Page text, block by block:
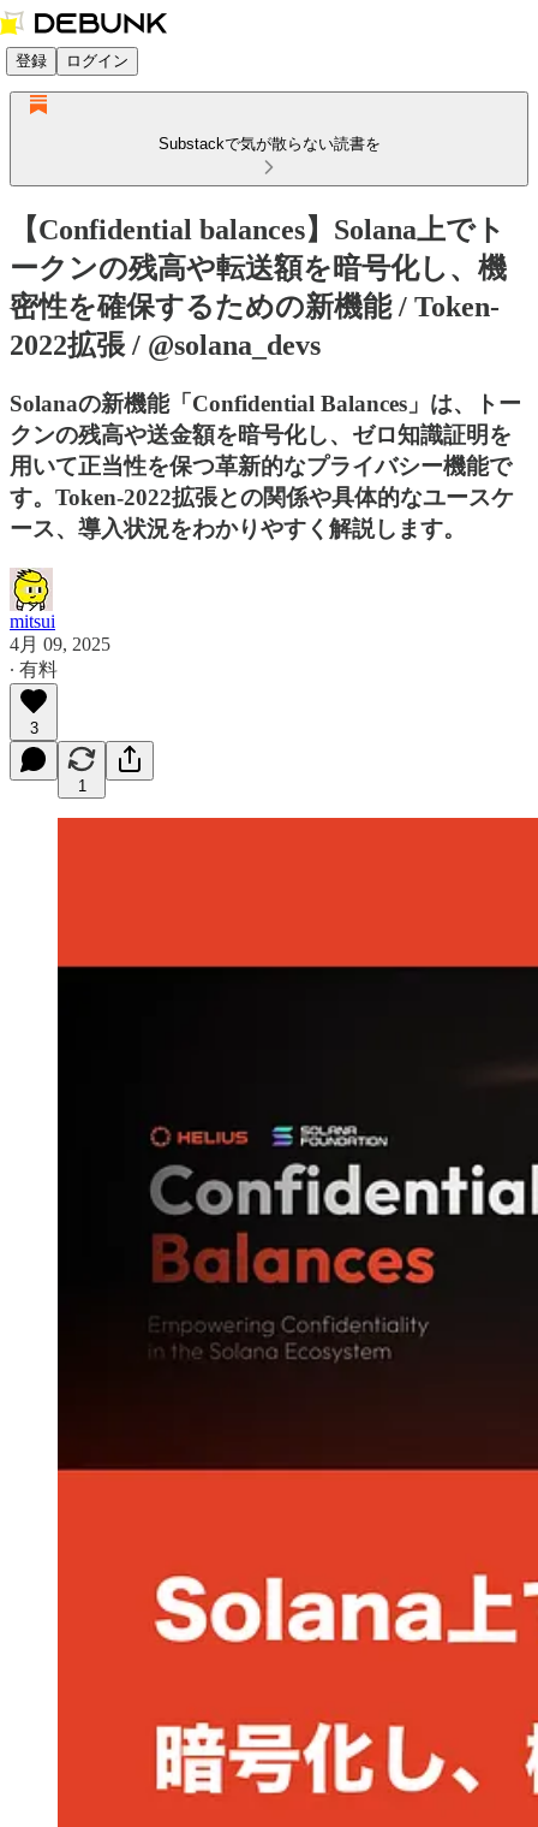
登録 ログイン
Substackで気が散らない読書を
【Confidential balances】Solana上でト
ークンの残高や転送額を暗号化し、機
密性を確保するための新機能 / Token-
2022拡張 / @solana_devs
Solanaの新機能「Confidential Balances」は、トー
クンの残高や送金額を暗号化し、ゼロ知識証明を
用いて正当性を保つ革新的なプライバシー機能で
す。Token-2022拡張との関係や具体的なユースケ
ース、導入状況をわかりやすく解説します。
mitsui
4月 09, 2025
∙ 有料
3
1